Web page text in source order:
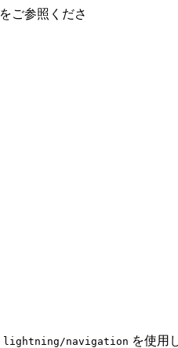
をご参照くださ
lightning/navigation を使用